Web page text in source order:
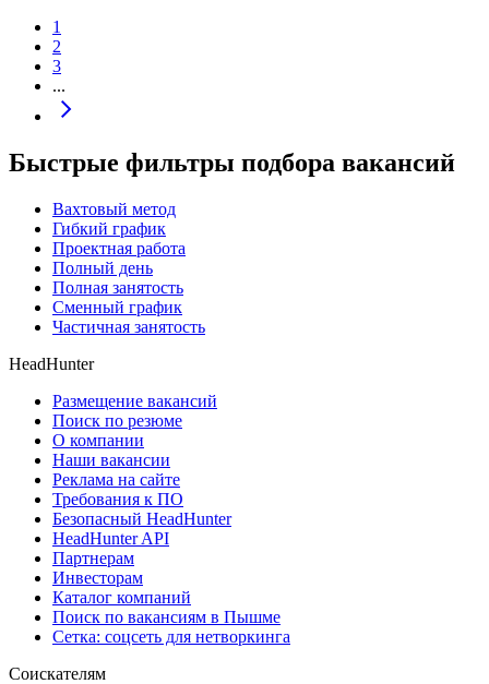
1
2
3
...
Быстрые фильтры подбора вакансий
Вахтовый метод
Гибкий график
Проектная работа
Полный день
Полная занятость
Сменный график
Частичная занятость
HeadHunter
Размещение вакансий
Поиск по резюме
О компании
Наши вакансии
Реклама на сайте
Требования к ПО
Безопасный HeadHunter
HeadHunter API
Партнерам
Инвесторам
Каталог компаний
Поиск по вакансиям в Пышме
Сетка: соцсеть для нетворкинга
Соискателям